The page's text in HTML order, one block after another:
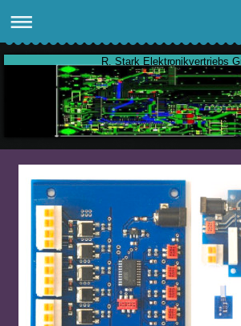
R. Stark Elektronikvertriebs